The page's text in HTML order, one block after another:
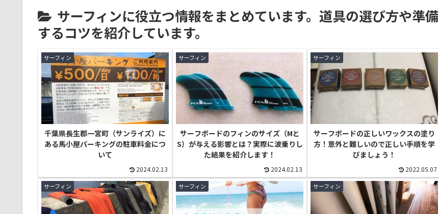
サーフィンに役立つ情報をまとめています。道具の選び方や準備
するコツを紹介しています。
サーフィン
千葉県長生郡一宮町（サンライズ）に
ある馬小屋パーキングの駐車料金につ
いて
2024.02.13
サーフィン
サーフボードのフィンのサイズ（Mと
S）が与える影響とは？実際に波乗りし
た結果を紹介します！
2024.02.13
サーフィン
サーフボードの正しいワックスの塗り
方！意外と難しいので正しい手順を学
びましょう！
2022.05.07
サーフィン サーフィン サーフィン